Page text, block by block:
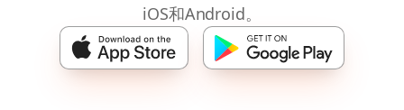
iOS和Android。